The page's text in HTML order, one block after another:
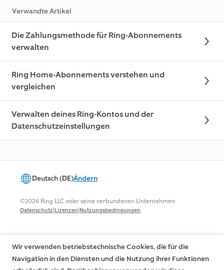
Verwandte Artikel
Die Zahlungsmethode für Ring-Abonnements
verwalten
Ring Home-Abonnements verstehen und
vergleichen
Verwalten deines Ring-Kontos und der
Datenschutzeinstellungen
Deutsch (DE)Ändern
©2026 Ring LLC oder seine verbundenen Unternehmen
Datenschutz|Lizenzen|Nutzungsbedingungen
Wir verwenden betriebstechnische Cookies, die für die
Navigation in den Diensten und die Nutzung ihrer Funktionen